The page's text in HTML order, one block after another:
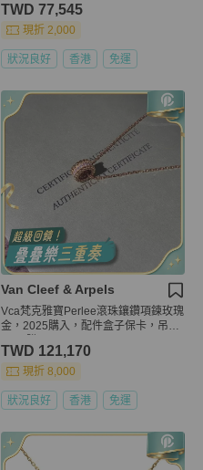
TWD 77,545
現折 2,000
狀況良好 香港 免運
Van Cleef & Arpels
Vca梵克雅寶Perlee滾珠鑲鑽項鍊玫瑰
金，2025購入，配件盒子保卡，吊墜
TWD 121,170
現折 8,000
狀況良好 香港 免運